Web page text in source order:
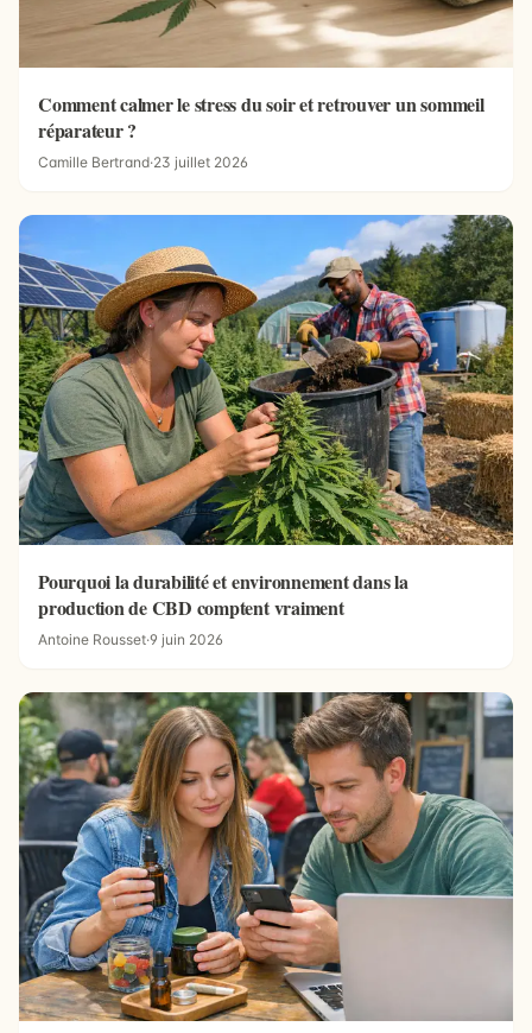
Comment calmer le stress du soir et retrouver un sommeil
réparateur ?
Camille Bertrand·23 juillet 2026
Pourquoi la durabilité et environnement dans la
production de CBD comptent vraiment
Antoine Rousset·9 juin 2026